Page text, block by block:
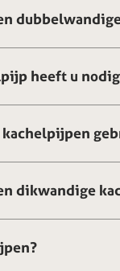
heeft u
dikwandige